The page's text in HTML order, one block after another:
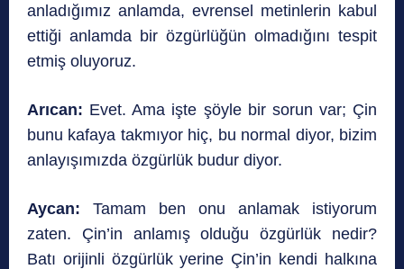
anladığımız anlamda, evrensel metinlerin kabul
ettiği anlamda bir özgürlüğün olmadığını tespit
etmiş oluyoruz.
Arıcan: Evet. Ama işte şöyle bir sorun var; Çin
bunu kafaya takmıyor hiç, bu normal diyor, bizim
anlayışımızda özgürlük budur diyor.
Aycan: Tamam ben onu anlamak istiyorum
zaten. Çin’in anlamış olduğu özgürlük nedir?
Batı orijinli özgürlük yerine Çin’in kendi halkına